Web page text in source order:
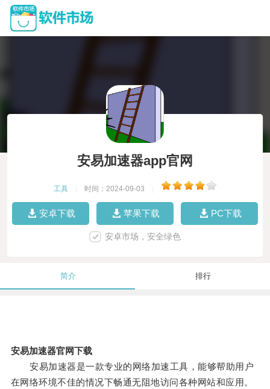
安易加速器app官网
工具 时间：2024-09-03
安卓下载 苹果下载 PC下载
安卓市场，安全绿色
简介 排行
安易加速器官网下载
安易加速器是一款专业的网络加速工具，能够帮助用户
在网络环境不佳的情况下畅通无阻地访问各种网站和应用。